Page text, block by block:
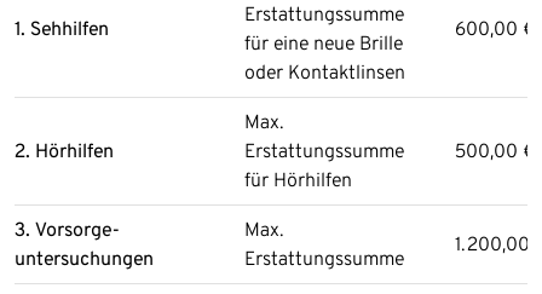
1. Sehhilfen
Erstattungssumme
für eine neue Brille
oder Kontaktlinsen
600,00 €
2. Hörhilfen
Max.
Erstattungssumme
für Hörhilfen
500,00 €
3. Vorsorge-
untersuchungen
Max.
Erstattungssumme
1.200,00